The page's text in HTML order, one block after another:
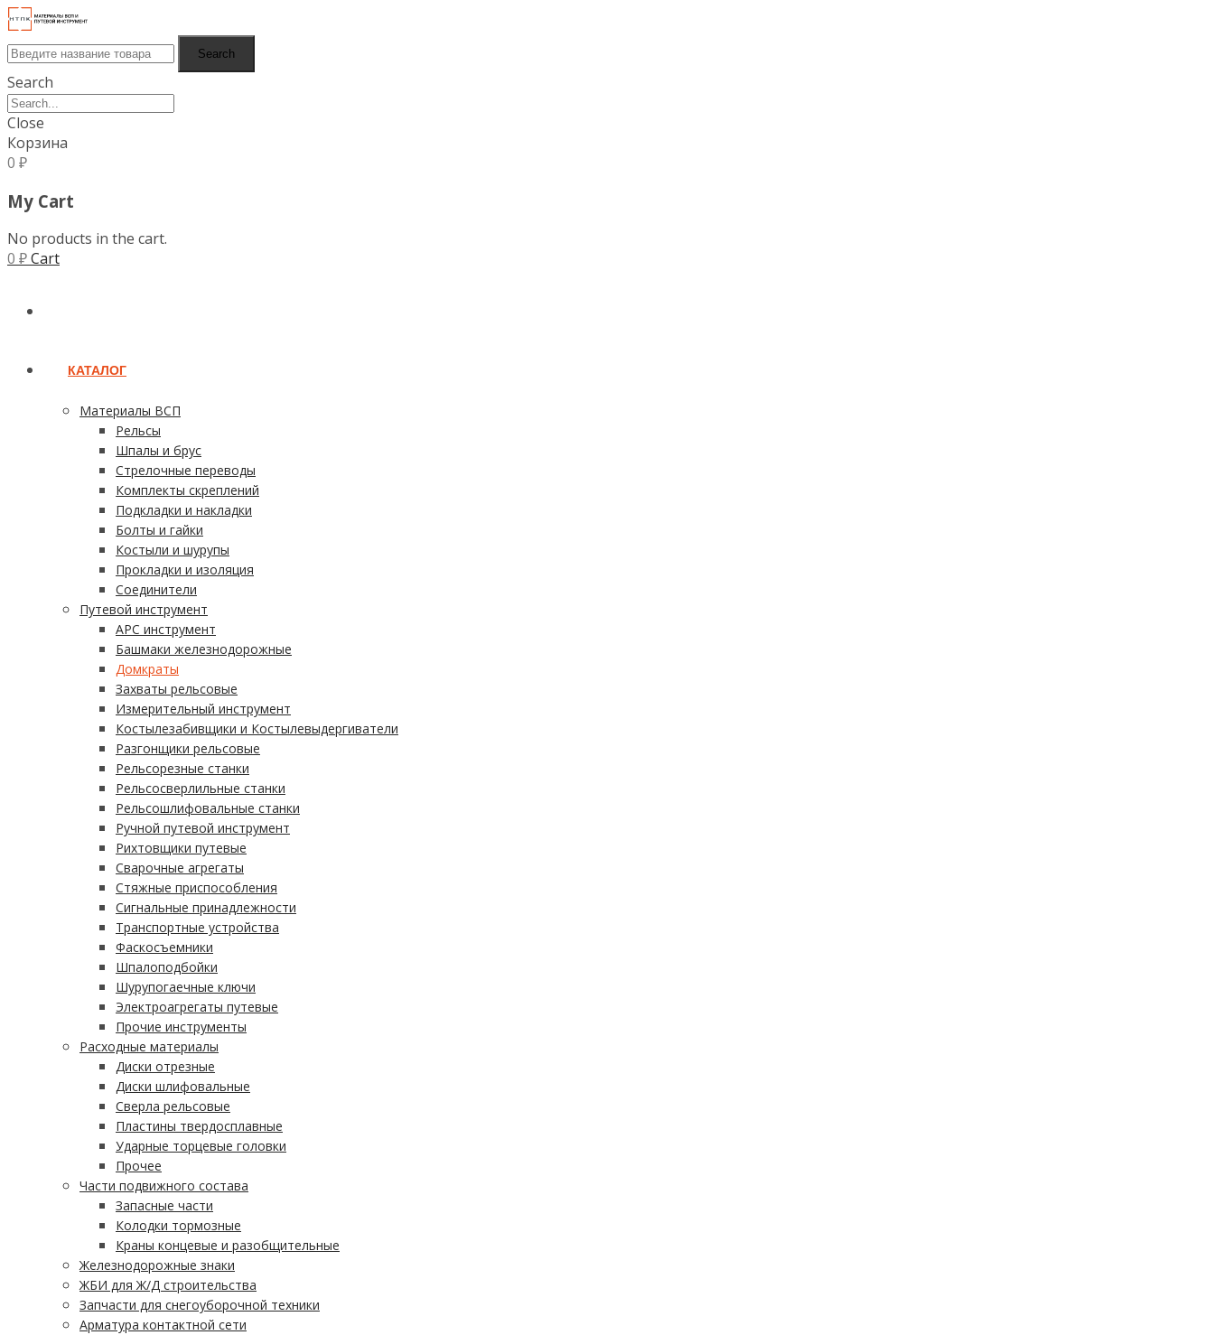
Search
Search
Close
Корзина
0 ₽
My Cart
No products in the cart.
0 ₽Cart
КАТАЛОГ
Материалы ВСП
Рельсы
Шпалы и брус
Стрелочные переводы
Комплекты скреплений
Подкладки и накладки
Болты и гайки
Костыли и шурупы
Прокладки и изоляция
Соединители
Путевой инструмент
АРС инструмент
Башмаки железнодорожные
Домкраты
Захваты рельсовые
Измерительный инструмент
Костылезабивщики и Костылевыдергиватели
Разгонщики рельсовые
Рельсорезные станки
Рельсосверлильные станки
Рельсошлифовальные станки
Ручной путевой инструмент
Рихтовщики путевые
Сварочные агрегаты
Стяжные приспособления
Сигнальные принадлежности
Транспортные устройства
Фаскосъемники
Шпалоподбойки
Шурупогаечные ключи
Электроагрегаты путевые
Прочие инструменты
Расходные материалы
Диски отрезные
Диски шлифовальные
Сверла рельсовые
Пластины твердосплавные
Ударные торцевые головки
Прочее
Части подвижного состава
Запасные части
Колодки тормозные
Краны концевые и разобщительные
Железнодорожные знаки
ЖБИ для Ж/Д строительства
Запчасти для снегоуборочной техники
Арматура контактной сети